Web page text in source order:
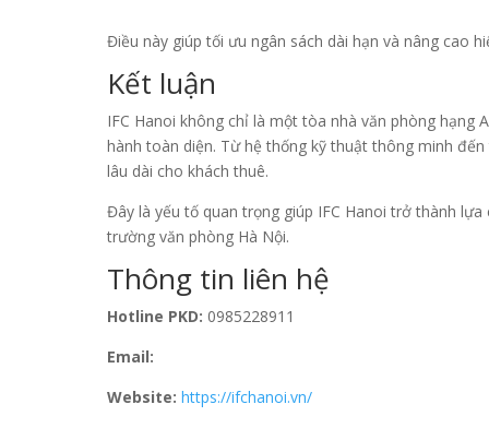
Điều này giúp tối ưu ngân sách dài hạn và nâng cao
Kết luận
IFC Hanoi không chỉ là một tòa nhà văn phòng hạng
hành toàn diện. Từ hệ thống kỹ thuật thông minh
lâu dài cho khách thuê.
Đây là yếu tố quan trọng giúp IFC Hanoi trở thành
trường văn phòng Hà Nội.
Thông tin liên hệ
Hotline PKD: 0985228911
Email:
Website: https://ifchanoi.vn/